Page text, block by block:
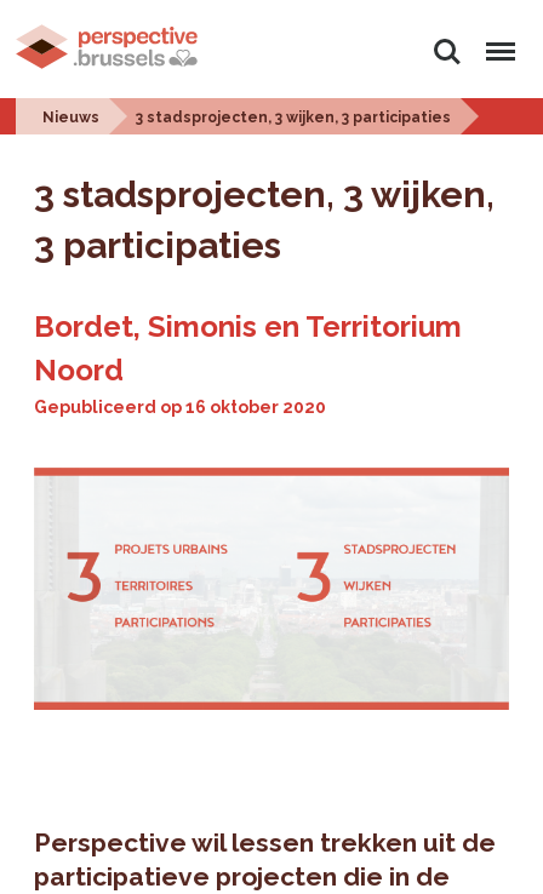
Zoeken Menu
Nieuws 3 stadsprojecten, 3 wijken, 3 participaties
3 stadsprojecten, 3 wijken,
3 participaties
Bordet, Simonis en Territorium
Noord
Gepubliceerd op16 oktober 2020
Perspective wil lessen trekken uit de
participatieve projecten die in de